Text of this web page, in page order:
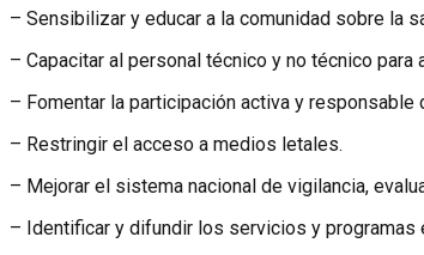
– Sensibilizar y educar a la comunidad sobre la
– Capacitar al personal técnico y no técnico
– Fomentar la participación activa y
– Restringir el acceso a medios letales.
– Mejorar el sistema nacional de vigilancia,
– Identificar y difundir los servicios y programas